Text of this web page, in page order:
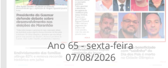
Ano 65 - sexta-feira
07/08/2026